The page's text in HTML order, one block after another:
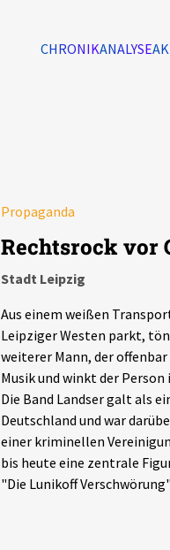
CHRONIKANALYSE
Propaganda
Rechtsrock vor
Stadt Leipzig
Aus einem weißen
Leipziger Westen parkt,
weiterer Mann, der
Musik und winkt der
Die Band Landser galt als
Deutschland und war
einer kriminellen
bis heute eine zentrale
"Die Lunikoff